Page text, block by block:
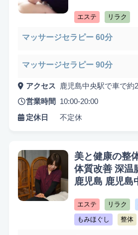
悩み検索
こだわり検索
当日受付OK 都度払いOK 駅か
お子様同伴可
アメニティまたはコスメ充実 出張
エステ リラク
マッサージセラピー 60分
マッサージセラピー 90分
アクセス
鹿児島中央駅で車で約
営業時間
10:00-20:00
定休日
不定休
美と健康の整
体質改善 深温
鹿児島 鹿児島
エステ リラク
もみほぐし
整体